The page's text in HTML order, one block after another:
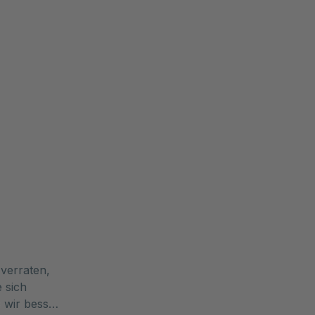
sich
besser